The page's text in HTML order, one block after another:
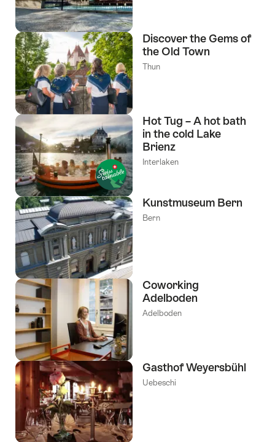
Discover the Gems of
the Old Town
Thun
Hot Tug – A hot bath
in the cold Lake
Brienz
Interlaken
Kunstmuseum Bern
Bern
Coworking
Adelboden
Adelboden
Gasthof Weyersbühl
Uebeschi